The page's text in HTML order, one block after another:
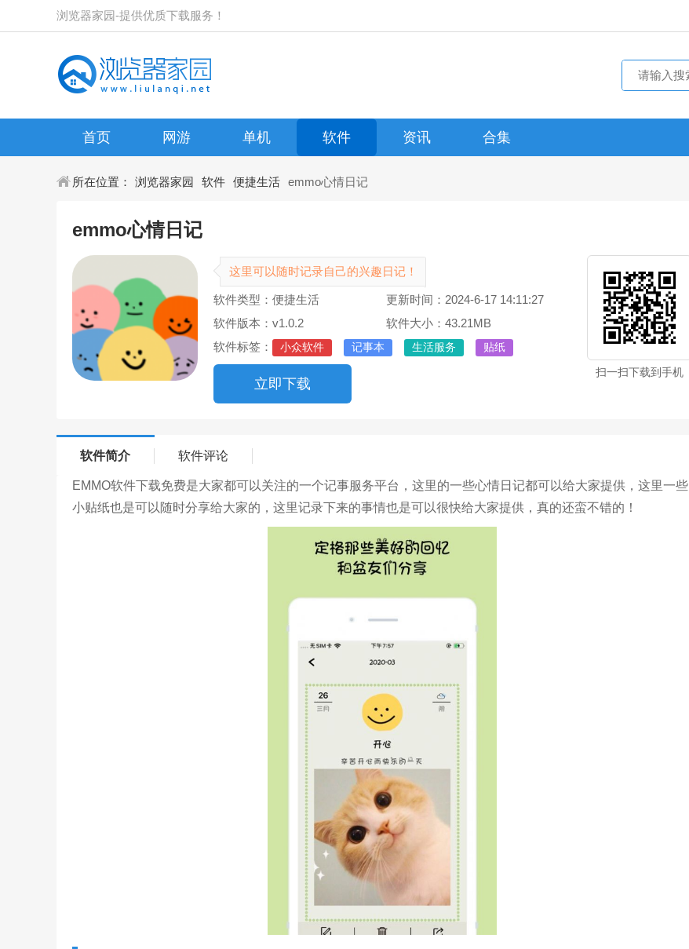
浏览器家园-提供优质下载服务！
首页 网游 单机 软件 资讯 合集
所在位置： 浏览器家园 软件 便捷生活 emmo心情日记
emmo心情日记
这里可以随时记录自己的兴趣日记！
软件类型：便捷生活
更新时间：2024-6-17 14:11:27
软件版本：v1.0.2
软件大小：43.21MB
软件标签：
小众软件 记事本 生活服务 贴纸
立即下载
扫一扫下载到手机
软件简介 软件评论
EMMO软件下载免费是大家都可以关注的一个记事服务平台，这里的一些心情日记都可以给大家提供，这里一些
小贴纸也是可以随时分享给大家的，这里记录下来的事情也是可以很快给大家提供，真的还蛮不错的！